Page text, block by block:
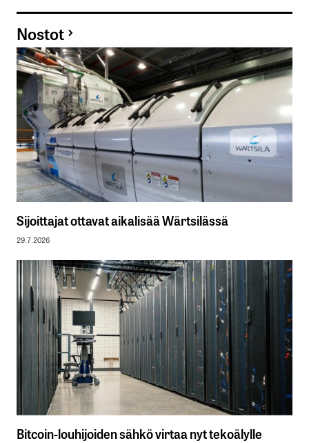
Nostot
Sijoittajat ottavat aikalisää Wärtsilässä
29.7.2026
Bitcoin-louhijoiden sähkö virtaa nyt tekoälylle